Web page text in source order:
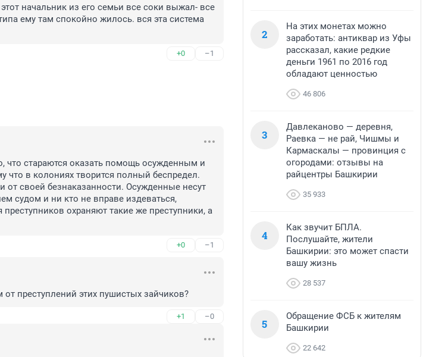
начальник из его семьи все соки выжал- все
ему там спокойно жилось. вся эта система
+0 –1
что стараются оказать помощь осужденным и
в колониях творится полный беспредел.
от своей безнаказанности. Осужденные несут
судом и ни кто не вправе издеваться,
преступников охраняют такие же преступники, а
+0 –1
преступлений этих пушистых зайчиков?
+1 –0
2
На этих монетах можно
заработать: антиквар из Уфы
рассказал, какие редкие
деньги 1961 по 2016 год
обладают ценностью
46 806
3
Давлеканово — деревня,
Раевка — не рай, Чишмы и
Кармаскалы — провинция с
огородами: отзывы на
райцентры Башкирии
35 933
4
Как звучит БПЛА.
Послушайте, жители
Башкирии: это может спасти
вашу жизнь
28 537
5
Обращение ФСБ к жителям
Башкирии
22 642